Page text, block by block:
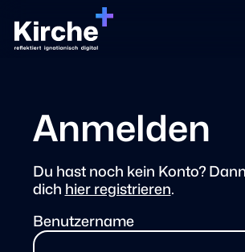
Anmelden
Du hast noch kein Konto?
dich hier registrieren.
Benutzername